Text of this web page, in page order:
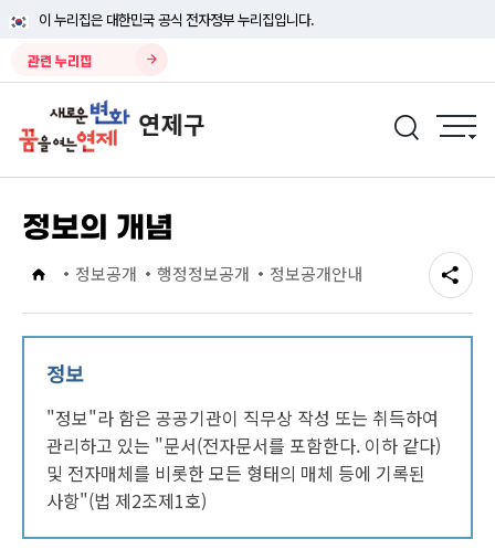
이 누리집은 대한민국 공식 전자정부 누리집입니다.
관련 누리집
정보의 개념
정보공개 행정정보공개 정보공개안내
정보
"정보"라 함은 공공기관이 직무상 작성 또는 취득하여
관리하고 있는 "문서(전자문서를 포함한다. 이하 같다)
및 전자매체를 비롯한 모든 형태의 매체 등에 기록된
사항"(법 제2조제1호)